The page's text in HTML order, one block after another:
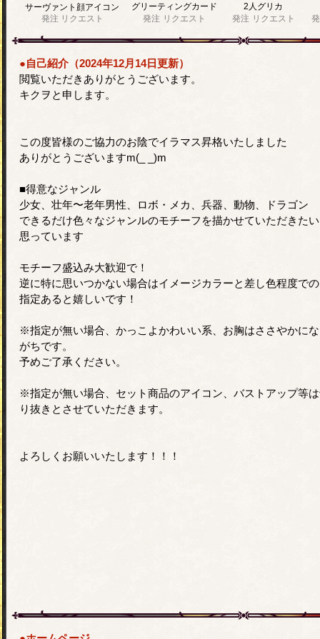
サーヴァント顔アイコン
発注 リクエスト
グリーティングカード
発注 リクエスト
2人グリカ
発注 リクエスト
●自己紹介（2024年12月14日更新）
閲覧いただきありがとうございます。
キクヲと申します。
この度皆様のご協力のお陰でイラマス昇格いたしました
ありがとうございますm(_ _)m
■得意なジャンル
少女、壮年〜老年男性、ロボ・メカ、兵器、動物、ドラゴン
できるだけ色々なジャンルのモチーフを描かせていただきた
思っています
モチーフ盛込み大歓迎で！
逆に特に思いつかない場合はイメージカラーと差し色程度で
指定あると嬉しいです！
※指定が無い場合、かっこよかわいい系、お胸はささやかに
がちです。
予めご了承ください。
※指定が無い場合、セット商品のアイコン、バストアップ等
り抜きとさせていただきます。
よろしくお願いいたします！！！